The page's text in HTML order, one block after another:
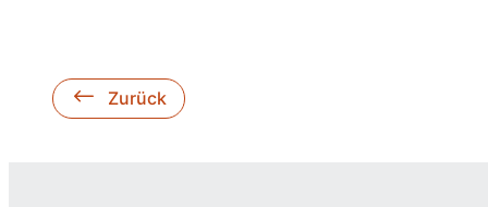
Zurück